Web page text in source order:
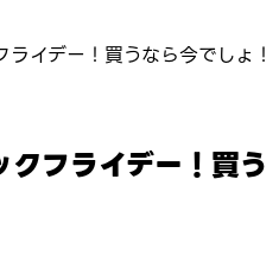
イデー！買うなら今でしょ！
フライデー！買う